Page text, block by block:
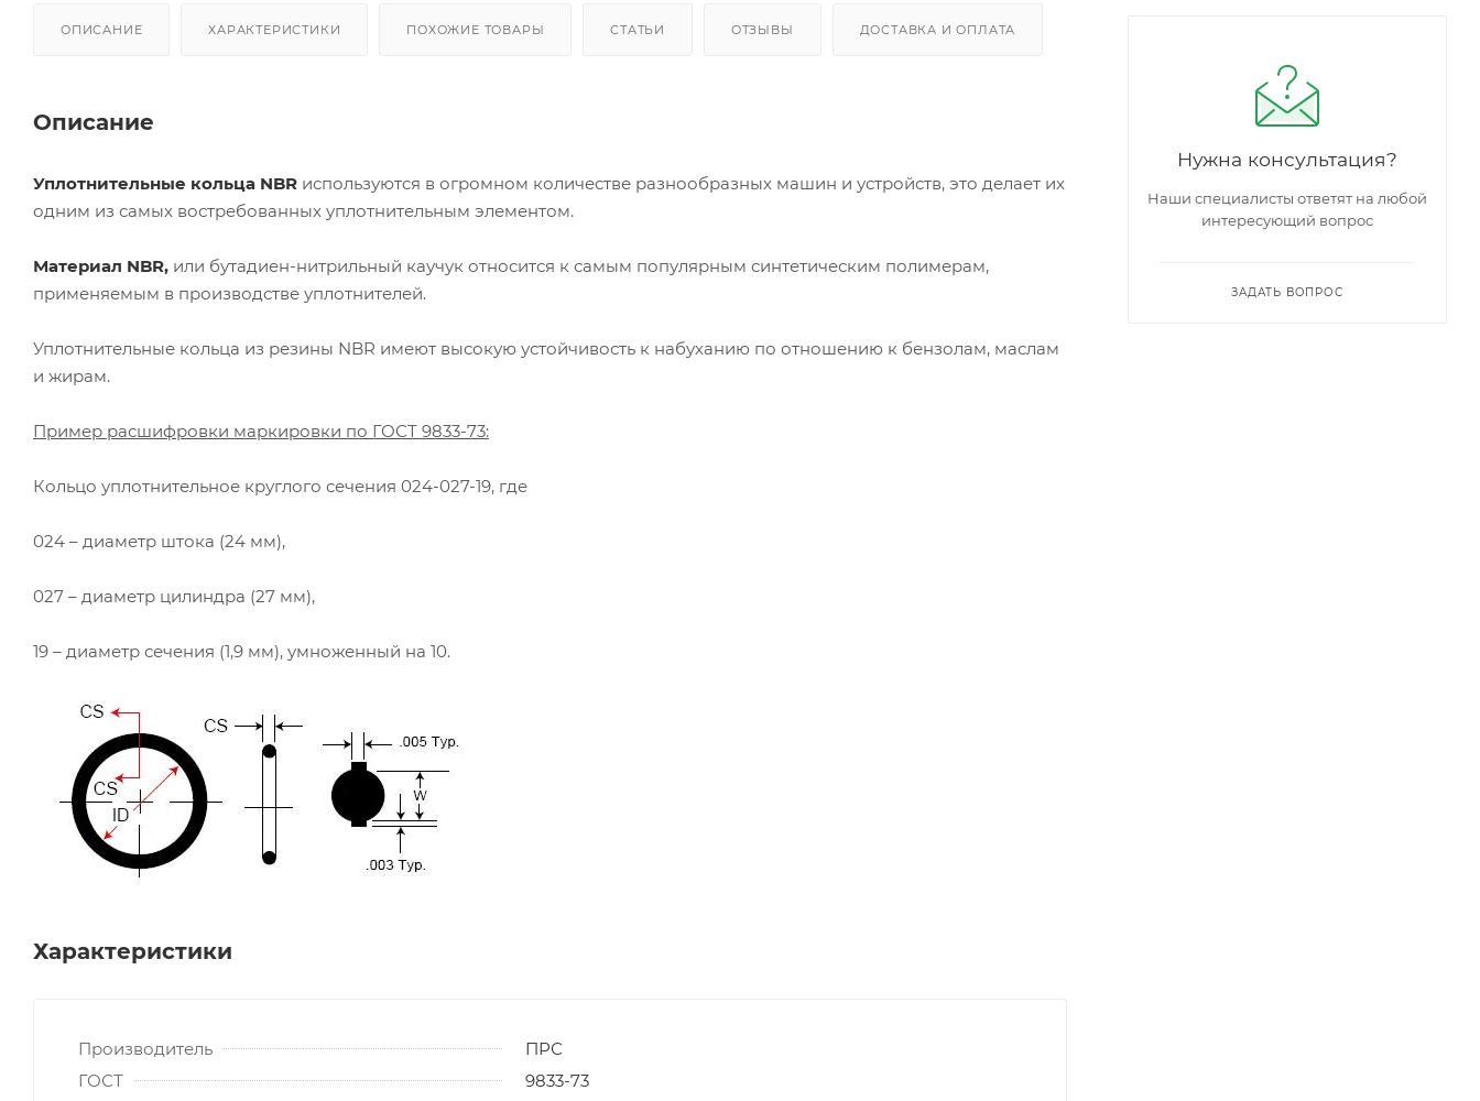
ОПИСАНИЕ ХАРАКТЕРИСТИКИ ПОХОЖИЕ ТОВАРЫ СТАТЬИ ОТЗЫВЫ ДОСТАВКА И ОПЛАТА
Описание
Уплотнительные кольца NBR используются в огромном количестве разнообразных машин и устройств, это делает их
одним из самых востребованных уплотнительным элементом.
Материал NBR, или бутадиен-нитрильный каучук относится к самым популярным синтетическим полимерам,
применяемым в производстве уплотнителей.
Уплотнительные кольца из резины NBR имеют высокую устойчивость к набуханию по отношению к бензолам, маслам
и жирам.
Пример расшифровки маркировки по ГОСТ 9833-73:
Кольцо уплотнительное круглого сечения 024-027-19, где
024 – диаметр штока (24 мм),
027 – диаметр цилиндра (27 мм),
19 – диаметр сечения (1,9 мм), умноженный на 10.
Характеристики
Производитель
ПРС
ГОСТ
9833-73
Нужна консультация?
Наши специалисты ответят на любой
интересующий вопрос
ЗАДАТЬ ВОПРОС